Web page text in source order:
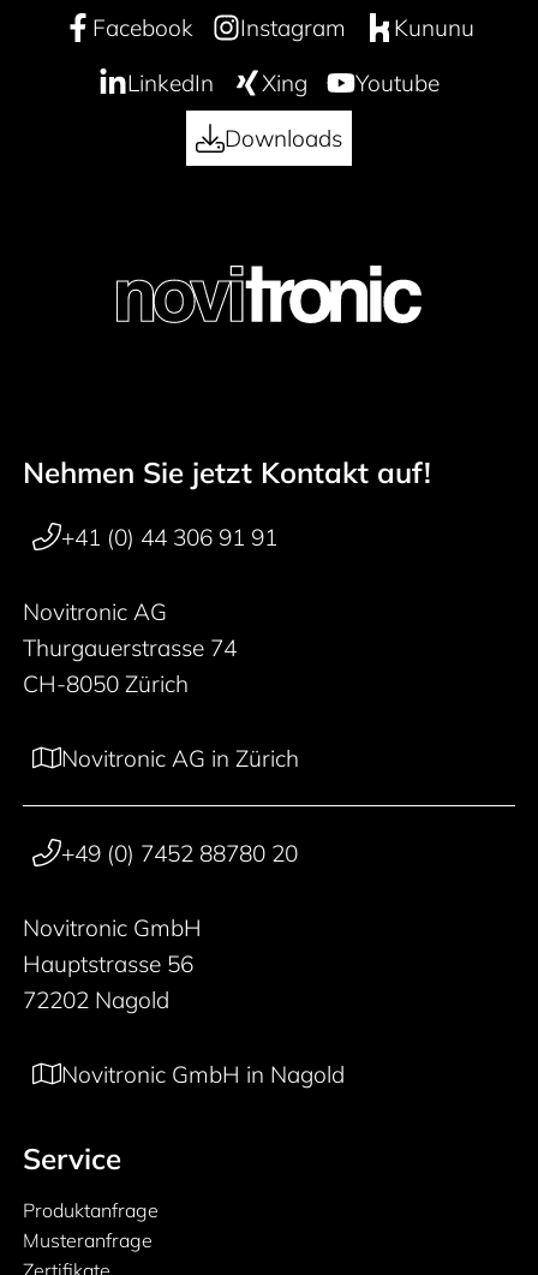
Facebook Instagram
Kununu
LinkedIn
Xing
Youtube
Downloads
Footer navigation
Nehmen Sie jetzt Kontakt auf!
+41 (0) 44 306 91 91
Novitronic AG
Thurgauerstrasse 74
CH-8050 Zürich
Novitronic AG in Zürich
+49 (0) 7452 88780 20
Novitronic GmbH
Hauptstrasse 56
72202 Nagold
Novitronic GmbH in Nagold
Service
Produktanfrage
Musteranfrage
Zertifikate